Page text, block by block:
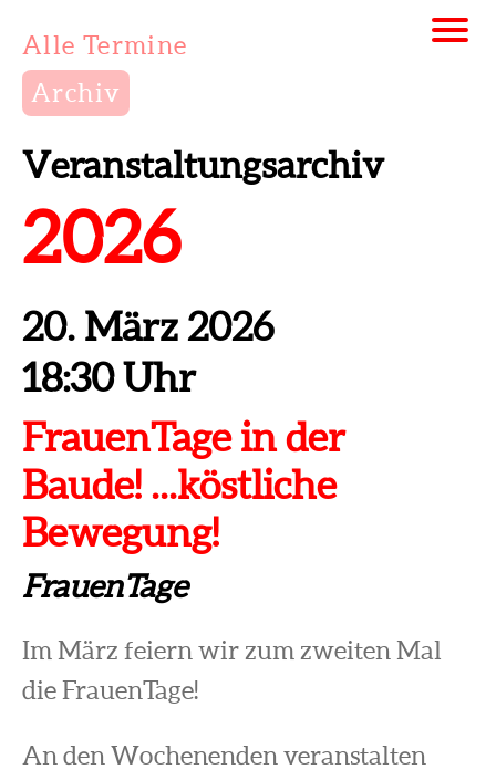
Alle Termine
Archiv
Veranstaltungsarchiv
2026
20. März 2026
18:30 Uhr
FrauenTage in der
Baude! ...köstliche
Bewegung!
FrauenTage
Im März feiern wir zum zweiten Mal
die FrauenTage!
An den Wochenenden veranstalten